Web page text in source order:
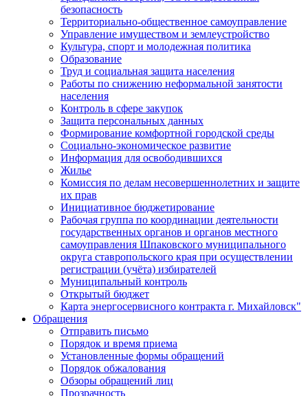
безопасность
Территориально-общественное самоуправление
Управление имуществом и землеустройство
Культура, спорт и молодежная политика
Образование
Труд и социальная защита населения
Работы по снижению неформальной занятости
населения
Контроль в сфере закупок
Защита персональных данных
Формирование комфортной городской среды
Социально-экономическое развитие
Информация для освободившихся
Жилье
Комиссия по делам несовершеннолетних и защите
их прав
Инициативное бюджетирование
Рабочая группа по координации деятельности
государственных органов и органов местного
самоуправления Шпаковского муниципального
округа ставропольского края при осуществлении
регистрации (учёта) избирателей
Муниципальный контроль
Открытый бюджет
Карта энергосервисного контракта г. Михайловск"
Обращения
Отправить письмо
Порядок и время приема
Установленные формы обращений
Порядок обжалования
Обзоры обращений лиц
Прозрачность